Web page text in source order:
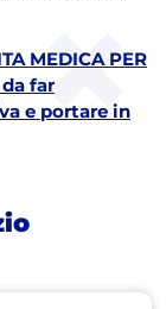
MEDICA PER
da far
e portare in